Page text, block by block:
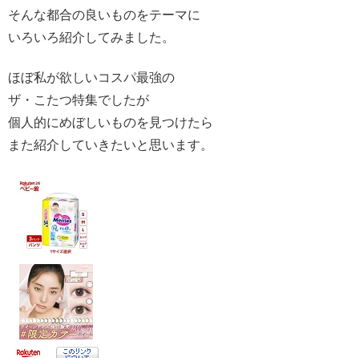
そんな都合の良いものをテーマに
いろいろ紹介してみました。
ほぼ私が欲しいコスパ最強の
ザ・こたつ特集でしたが
個人的にめぼしいものを見つけたら
また紹介していきたいと思います。